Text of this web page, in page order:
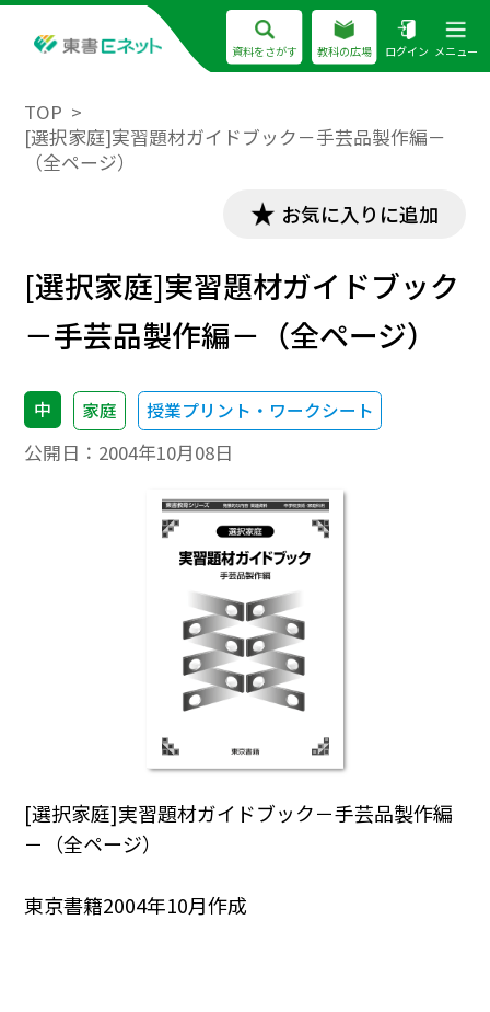
資料をさがす 教科の広場 ログイン メニュー
TOP
[選択家庭]実習題材ガイドブック－手芸品製作編－
（全ページ）
お気に入りに追加
[選択家庭]実習題材ガイドブック
－手芸品製作編－（全ページ）
中 家庭 授業プリント・ワークシート
公開日： 2004年10月08日
[選択家庭]実習題材ガイドブック－手芸品製作編
－（全ページ）
東京書籍2004年10月作成